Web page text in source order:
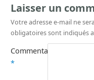
Laisser un
Votre adresse e-mail ne
obligatoires sont indiqués
Commentaire
*